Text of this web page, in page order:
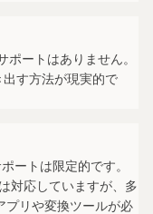
ートはありません。
す方法が現実的で
ートは限定的です。
対応していますが、多
プリや変換ツールが必